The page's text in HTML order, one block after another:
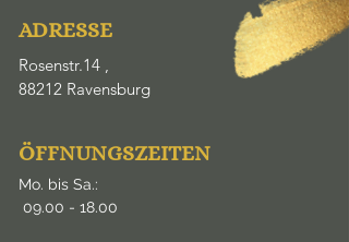
Rosenstr.14 ,
88212 Ravensburg
ÖFFNUNGSZEITEN
Mo. bis Sa.:
09.00 - 18.00
ADRESSE